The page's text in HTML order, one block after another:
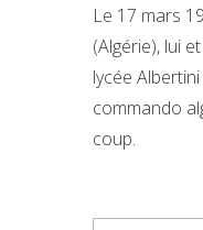
Le 17 mars
(Algérie), lui
lycée
commando
coup.
Rechercher :